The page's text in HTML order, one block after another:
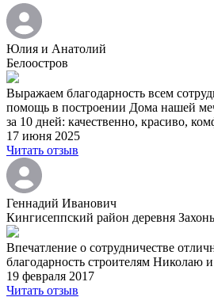
Юлия и Анатолий
Белоостров
Выражаем благодарность всем
помощь в построении Дома нашей
за 10 дней: качественно, красиво,
17 июня 2025
Читать отзыв
Геннадий Иванович
Кингисеппский район деревня
Впечатление о сотрудничестве
благодарность строителям Николаю
19 февраля 2017
Читать отзыв